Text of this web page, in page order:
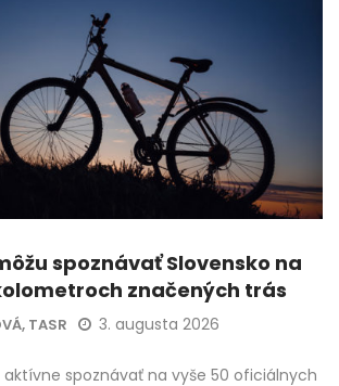
spoznávať Slovensko na
značených trás
TASR 3. augusta 2026
aktívne spoznávať na vyše 50 oficiálnych